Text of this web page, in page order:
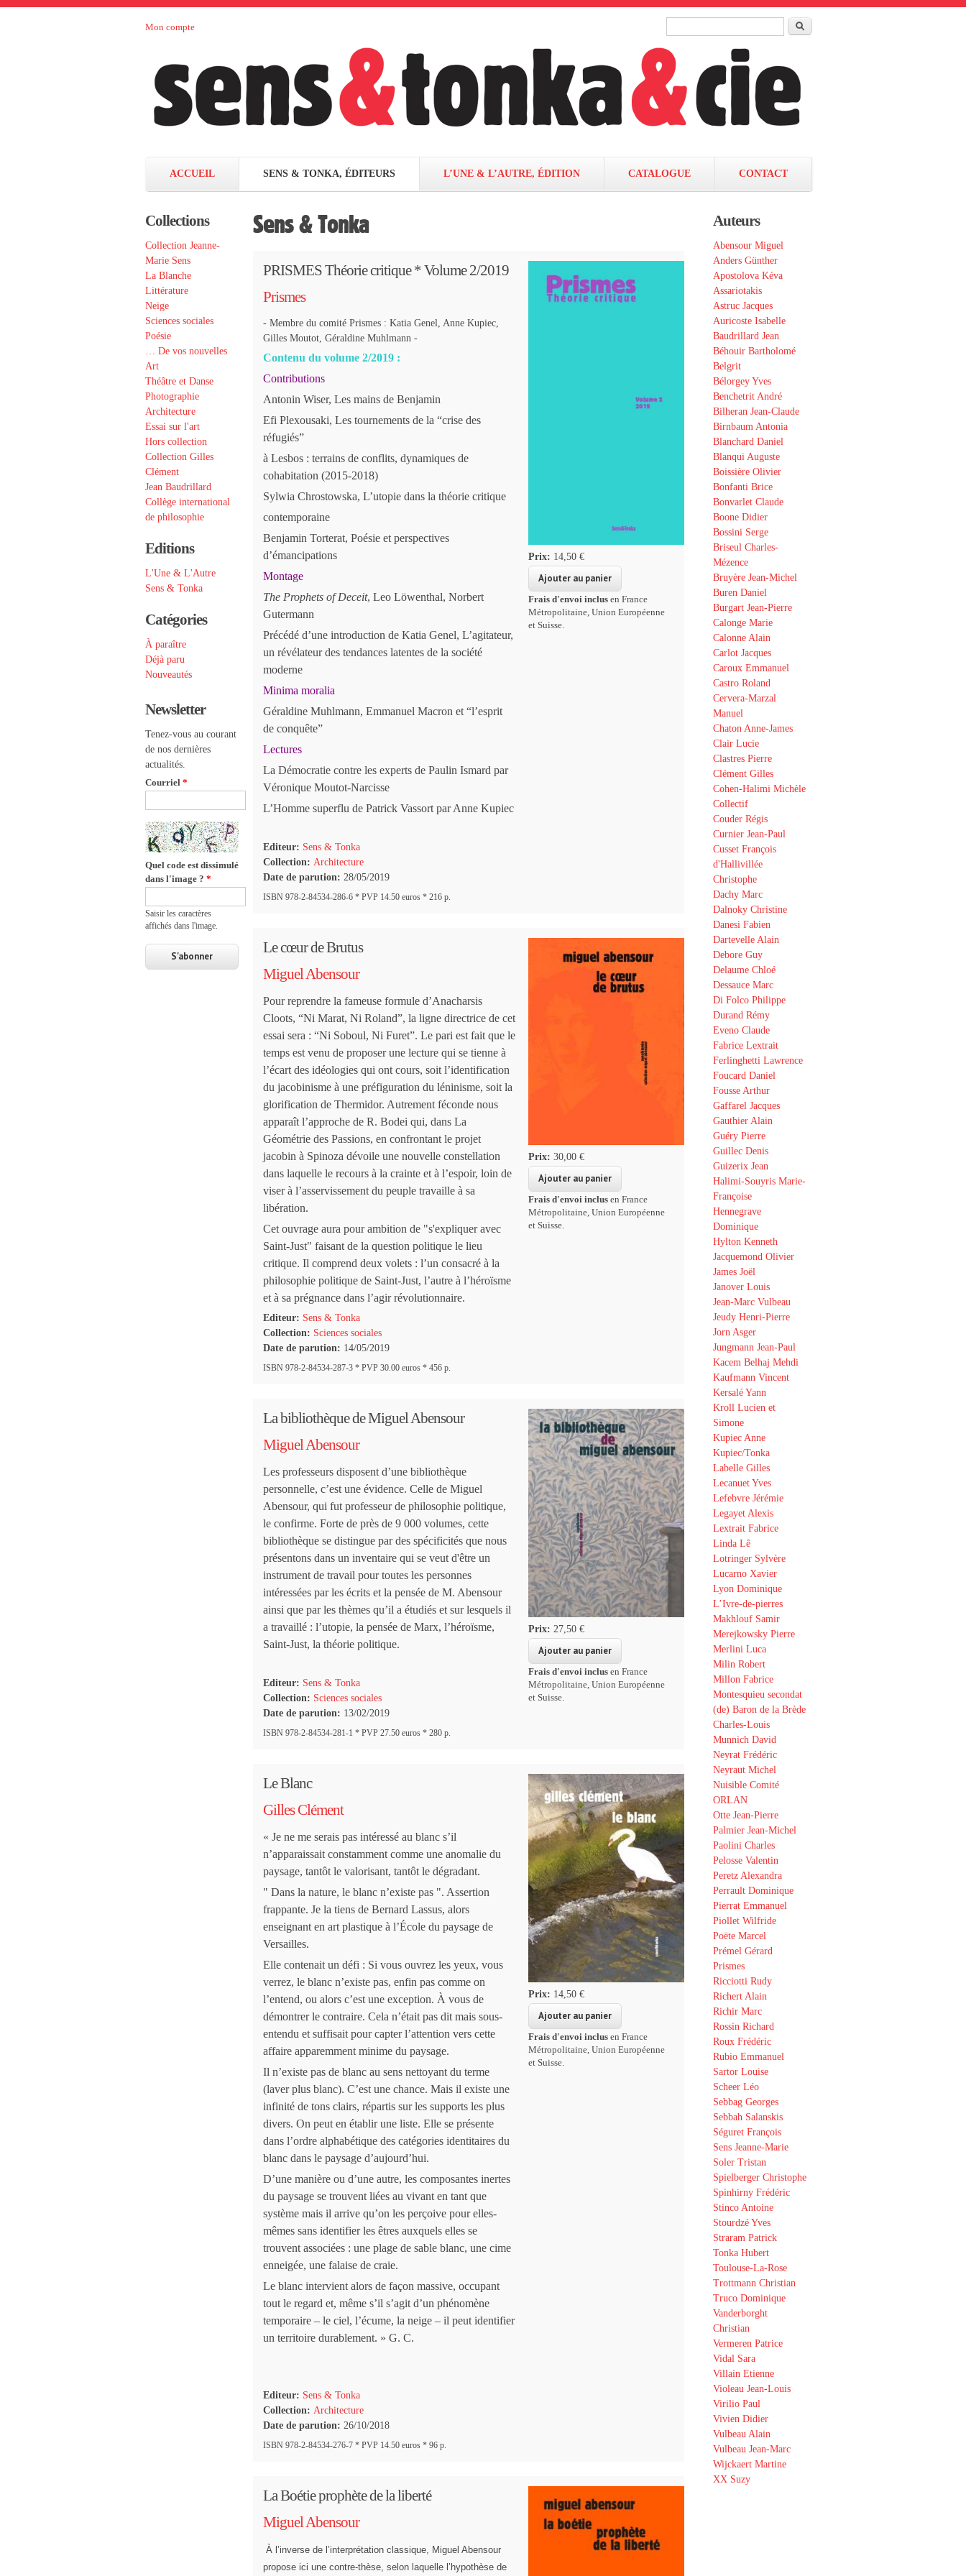
Rechercher
Mon compte
Sens et
Tonka
éditeurs
d’édition
française
ACCUEIL SENS & TONKA, ÉDITEURS L’UNE & L’AUTRE, ÉDITION CATALOGUE CONTACT
Collections
Collection Jeanne-
Marie Sens
La Blanche
Littérature
Neige
Sciences sociales
Poésie
… De vos nouvelles
Art
Théâtre et Danse
Photographie
Architecture
Essai sur l'art
Hors collection
Collection Gilles
Clément
Jean Baudrillard
Collège international
de philosophie
Editions
L'Une & L'Autre
Sens & Tonka
Catégories
À paraître
Déjà paru
Nouveautés
Newsletter
Tenez-vous au courant
de nos dernières
actualités.
Courriel *
Quel code est dissimulé
dans l'image ? *
Saisir les caractères
affichés dans l'image.
Sens & Tonka
PRISMES Théorie critique * Volume 2/2019
Prismes
- Membre du comité Prismes : Katia Genel, Anne Kupiec,
Gilles Moutot, Géraldine Muhlmann -
Contenu du volume 2/2019 :
Contributions
Antonin Wiser, Les mains de Benjamin
Efi Plexousaki, Les tournements de la “crise des
réfugiés”
à Lesbos : terrains de conflits, dynamiques de
cohabitation (2015-2018)
Sylwia Chrostowska, L’utopie dans la théorie critique
contemporaine
Benjamin Torterat, Poésie et perspectives
d’émancipations
Montage
The Prophets of Deceit, Leo Löwenthal, Norbert
Gutermann
Précédé d’une introduction de Katia Genel, L’agitateur,
un révélateur des tendances latentes de la société
moderne
Minima moralia
Géraldine Muhlmann, Emmanuel Macron et “l’esprit
de conquête”
Lectures
La Démocratie contre les experts de Paulin Ismard par
Véronique Moutot-Narcisse
L’Homme superflu de Patrick Vassort par Anne Kupiec
Editeur: Sens & Tonka
Collection: Architecture
Date de parution: 28/05/2019
ISBN 978-2-84534-286-6 * PVP 14.50 euros * 216 p.
Prix: 14,50 €
Frais d'envoi inclus en France
Métropolitaine, Union Européenne
et Suisse.
Le cœur de Brutus
Miguel Abensour
Pour reprendre la fameuse formule d’Anacharsis
Cloots, “Ni Marat, Ni Roland”, la ligne directrice de cet
essai sera : “Ni Soboul, Ni Furet”. Le pari est fait que le
temps est venu de proposer une lecture qui se tienne à
l’écart des idéologies qui ont cours, soit l’identification
du jacobinisme à une préfiguration du léninisme, soit la
glorification de Thermidor. Autrement féconde nous
apparaît l’approche de R. Bodei qui, dans La
Géométrie des Passions, en confrontant le projet
jacobin à Spinoza dévoile une nouvelle constellation
dans laquelle le recours à la crainte et à l’espoir, loin de
viser à l’asservissement du peuple travaille à sa
libération.
Cet ouvrage aura pour ambition de "s'expliquer avec
Saint-Just" faisant de la question politique le lieu
critique. Il comprend deux volets : l’un consacré à la
philosophie politique de Saint-Just, l’autre à l’héroïsme
et à sa prégnance dans l’agir révolutionnaire.
Editeur: Sens & Tonka
Collection: Sciences sociales
Date de parution: 14/05/2019
ISBN 978-2-84534-287-3 * PVP 30.00 euros * 456 p.
Prix:30,00 €
Frais d'envoi inclus en France
Métropolitaine, Union Européenne
et Suisse.
La bibliothèque de Miguel Abensour
Miguel Abensour
Les professeurs disposent d’une bibliothèque
personnelle, c’est une évidence. Celle de Miguel
Abensour, qui fut professeur de philosophie politique,
le confirme. Forte de près de 9 000 volumes, cette
bibliothèque se distingue par des spécificités que nous
présentons dans un inventaire qui se veut d'être un
instrument de travail pour toutes les personnes
intéressées par les écrits et la pensée de M. Abensour
ainsi que par les thèmes qu’il a étudiés et sur lesquels il
a travaillé : l’utopie, la pensée de Marx, l’héroïsme,
Saint-Just, la théorie politique.
Editeur: Sens & Tonka
Collection: Sciences sociales
Date de parution: 13/02/2019
ISBN 978-2-84534-281-1 * PVP 27.50 euros * 280 p.
Prix: 27,50 €
Frais d'envoi inclus en France
Métropolitaine, Union Européenne
et Suisse.
Le Blanc
Gilles Clément
« Je ne me serais pas intéressé au blanc s’il
n’apparaissait constamment comme une anomalie du
paysage, tantôt le valorisant, tantôt le dégradant.
" Dans la nature, le blanc n’existe pas ". Assertion
frappante. Je la tiens de Bernard Lassus, alors
enseignant en art plastique à l’École du paysage de
Versailles.
Elle contenait un défi : Si vous ouvrez les yeux, vous
verrez, le blanc n’existe pas, enfin pas comme on
l’entend, ou alors c’est une exception. À vous de
démontrer le contraire. Cela n’était pas dit mais sous-
entendu et suffisait pour capter l’attention vers cette
affaire apparemment minime du paysage.
Il n’existe pas de blanc au sens nettoyant du terme
(laver plus blanc). C’est une chance. Mais il existe une
infinité de tons clairs, répartis sur les supports les plus
divers. On peut en établir une liste. Elle se présente
dans l’ordre alphabétique des catégories identitaires du
blanc dans le paysage d’aujourd’hui.
D’une manière ou d’une autre, les composantes inertes
du paysage se trouvent liées au vivant en tant que
système mais il arrive qu’on les perçoive pour elles-
mêmes sans identifier les êtres auxquels elles se
trouvent associées : une plage de sable blanc, une cime
enneigée, une falaise de craie.
Le blanc intervient alors de façon massive, occupant
tout le regard et, même s’il s’agit d’un phénomène
temporaire – le ciel, l’écume, la neige – il peut identifier
un territoire durablement. » G. C.
Editeur: Sens & Tonka
Collection: Architecture
Date de parution: 26/10/2018
ISBN 978-2-84534-276-7 * PVP 14.50 euros * 96 p.
Prix: 14,50 €
Frais d'envoi inclus en France
Métropolitaine, Union Européenne
et Suisse.
La Boétie prophète de la liberté
Miguel Abensour
À l’inverse de l’interprétation classique, Miguel Abensour
propose ici une contre-thèse, selon laquelle l’hypothèse de
Auteurs
Abensour Miguel
Anders Günther
Apostolova Kéva
Assariotakis
Astruc Jacques
Auricoste Isabelle
Baudrillard Jean
Béhouir Bartholomé
Belgrit
Bélorgey Yves
Benchetrit André
Bilheran Jean-Claude
Birnbaum Antonia
Blanchard Daniel
Blanqui Auguste
Boissière Olivier
Bonfanti Brice
Bonvarlet Claude
Boone Didier
Bossini Serge
Briseul Charles-
Mézence
Bruyère Jean-Michel
Buren Daniel
Burgart Jean-Pierre
Calonge Marie
Calonne Alain
Carlot Jacques
Caroux Emmanuel
Castro Roland
Cervera-Marzal
Manuel
Chaton Anne-James
Clair Lucie
Clastres Pierre
Clément Gilles
Cohen-Halimi Michèle
Collectif
Couder Régis
Curnier Jean-Paul
Cusset François
d'Hallivillée
Christophe
Dachy Marc
Dalnoky Christine
Danesi Fabien
Dartevelle Alain
Debore Guy
Delaume Chloé
Dessauce Marc
Di Folco Philippe
Durand Rémy
Eveno Claude
Fabrice Lextrait
Ferlinghetti Lawrence
Foucard Daniel
Fousse Arthur
Gaffarel Jacques
Gauthier Alain
Guéry Pierre
Guillec Denis
Guizerix Jean
Halimi-Souyris Marie-
Françoise
Hennegrave
Dominique
Hylton Kenneth
Jacquemond Olivier
James Joël
Janover Louis
Jean-Marc Vulbeau
Jeudy Henri-Pierre
Jorn Asger
Jungmann Jean-Paul
Kacem Belhaj Mehdi
Kaufmann Vincent
Kersalé Yann
Kroll Lucien et
Simone
Kupiec Anne
Kupiec/Tonka
Labelle Gilles
Lecanuet Yves
Lefebvre Jérémie
Legayet Alexis
Lextrait Fabrice
Linda Lê
Lotringer Sylvère
Lucarno Xavier
Lyon Dominique
L’Ivre-de-pierres
Makhlouf Samir
Merejkowsky Pierre
Merlini Luca
Milin Robert
Millon Fabrice
Montesquieu secondat
(de) Baron de la Brède
Charles-Louis
Munnich David
Neyrat Frédéric
Neyraut Michel
Nuisible Comité
ORLAN
Otte Jean-Pierre
Palmier Jean-Michel
Paolini Charles
Pelosse Valentin
Peretz Alexandra
Perrault Dominique
Pierrat Emmanuel
Piollet Wilfride
Poëte Marcel
Prémel Gérard
Prismes
Ricciotti Rudy
Richert Alain
Richir Marc
Rossin Richard
Roux Frédéric
Rubio Emmanuel
Sartor Louise
Scheer Léo
Sebbag Georges
Sebbah Salanskis
Séguret François
Sens Jeanne-Marie
Soler Tristan
Spielberger Christophe
Spinhirny Frédéric
Stinco Antoine
Stourdzé Yves
Straram Patrick
Tonka Hubert
Toulouse-La-Rose
Trottmann Christian
Truco Dominique
Vanderborght
Christian
Vermeren Patrice
Vidal Sara
Villain Etienne
Violeau Jean-Louis
Virilio Paul
Vivien Didier
Vulbeau Alain
Vulbeau Jean-Marc
Wijckaert Martine
XX Suzy